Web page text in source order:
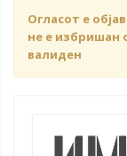
Огласот е
не е избришан
валиден